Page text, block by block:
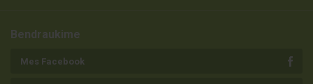
Bendraukime
Mes Facebook